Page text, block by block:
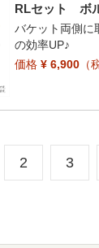
RLセット ボ
バケット両側に
の効率UP♪
価格¥ 6,900（
2 3